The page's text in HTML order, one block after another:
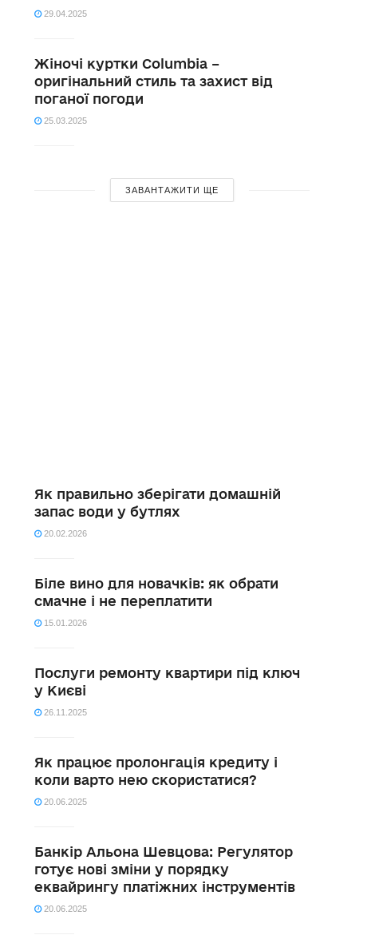
29.04.2025
Жіночі куртки Columbia –
оригінальний стиль та захист від
поганої погоди
25.03.2025
ЗАВАНТАЖИТИ ЩЕ
Як правильно зберігати домашній
запас води у бутлях
20.02.2026
Біле вино для новачків: як обрати
смачне і не переплатити
15.01.2026
Послуги ремонту квартири під ключ
у Києві
26.11.2025
Як працює пролонгація кредиту і
коли варто нею скористатися?
20.06.2025
Банкір Альона Шевцова: Регулятор
готує нові зміни у порядку
еквайрингу платіжних інструментів
20.06.2025